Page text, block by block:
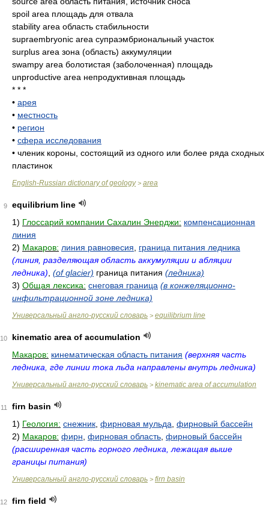
spoil area площадь для отвала
stability area область стабильности
supraembryonic area супраэмбриональный участок
surplus area зона (область) аккумуляции
swampy area болотистая (заболоченная) площадь
unproductive area непродуктивная площадь
* * *
• арея
• местность
• регион
• сфера исследования
• членик короны, состоящий из одного или более ряда сходных
пластинок
English-Russian dictionary of geology> area
9
equilibrium line
1) Глоссарий компании Сахалин Энерджи: компенсационная
линия
2) Макаров: линия равновесия
граница питания ледника
(линия, разделяющая область аккумуляции и абляции
ледника) (of glacier) граница питания (ледника)
3) Общая лексика: снеговая граница (в конжеляционно-
инфильтрационной зоне ледника)
Универсальный англо-русский словарь > equilibrium line
10
kinematic area of accumulation
Макаров: кинематическая область питания (верхняя часть
ледника, где линии тока льда направлены внутрь ледника)
Универсальный англо-русский словарь > kinematic area of accumulation
11
firn basin
1) Геология: снежник фирновая мульда фирновый бассейн
2) Макаров: фирн фирновая область фирновый бассейн
(расширенная часть горного ледника, лежащая выше
границы питания)
Универсальный англо-русский словарь > firn basin
12
firn field